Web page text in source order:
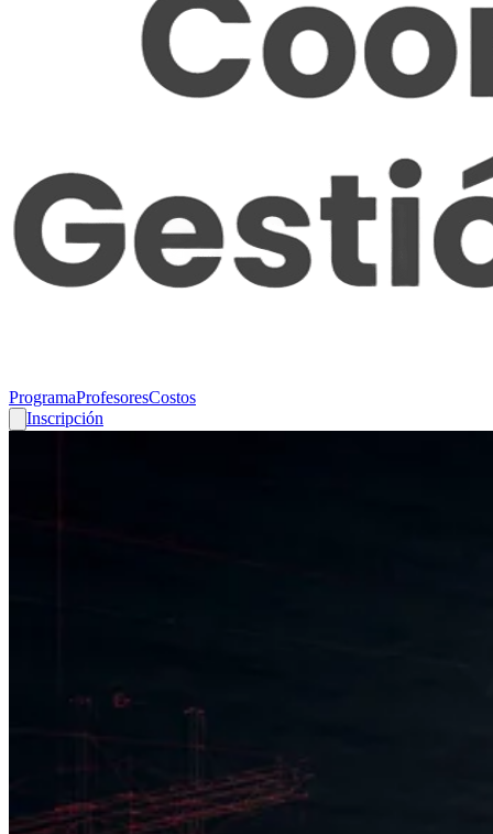
ProgramaProfesoresCostos
Inscripción